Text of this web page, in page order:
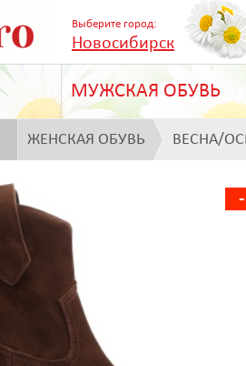
Выберите город:
Новосибирск
МУЖСКАЯ ОБУВЬ
ЖЕНСКАЯ ОБУВЬ ВЕСНА/